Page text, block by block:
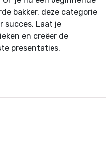
bakker, deze categorie
succes. Laat je
en creëer de
presentaties.